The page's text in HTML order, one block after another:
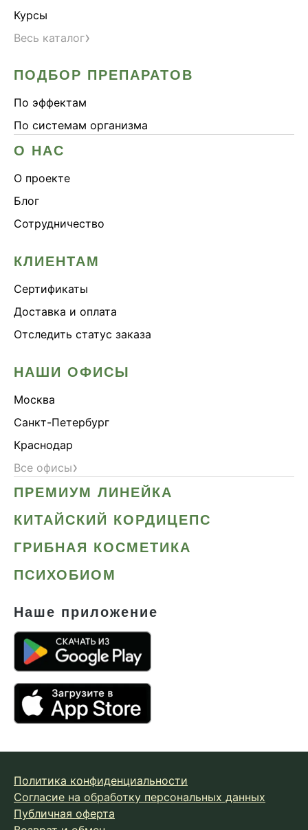
Кордицепс
Косметика
Крепкие кости
Либидо
Лимонник китайский
Майтаке
Наборы
Натуральный антибиотик
Онколинейка
Острое зрение
Память
Поддержка иммунитета
Пробиотики Психобиом
Продуктивность
Противовирусное
Противовоспалительное
Расторопша
СДВГ
Снижение давления
Спокойствие и сон
Спортивное питание
Улучшение настроения
Чага
Энергия и выносливость
Курсы
Весь каталог›
ПОДБОР ПРЕПАРАТОВ
По эффектам
По системам организма
О НАС
О проекте
Блог
Сотрудничество
КЛИЕНТАМ
Сертификаты
Доставка и оплата
Отследить статус заказа
НАШИ ОФИСЫ
Москва
Санкт-Петербург
Краснодар
Все офисы›
ПРЕМИУМ ЛИНЕЙКА
КИТАЙСКИЙ КОРДИЦЕПС
ГРИБНАЯ КОСМЕТИКА
ПСИХОБИОМ
Наше приложение
Политика конфиденциальности
Согласие на обработку персональных данных
Публичная оферта